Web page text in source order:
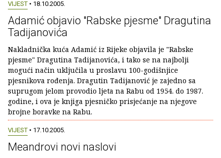
VIJEST • 18.10.2005.
Adamić objavio "Rabske pjesme" Dragutina
Tadijanovića
Nakladnička kuća Adamić iz Rijeke objavila je "Rabske
pjesme" Dragutina Tadijanovića, i tako se na najbolji
mogući način uključila u proslavu 100-godišnjice
pjesnikova rođenja. Dragutin Tadijanović je zajedno sa
suprugom jelom provodio ljeta na Rabu od 1954. do 1987.
godine, i ova je knjiga pjesničko prisjećanje na njegove
brojne boravke na Rabu.
VIJEST • 17.10.2005.
Meandrovi novi naslovi